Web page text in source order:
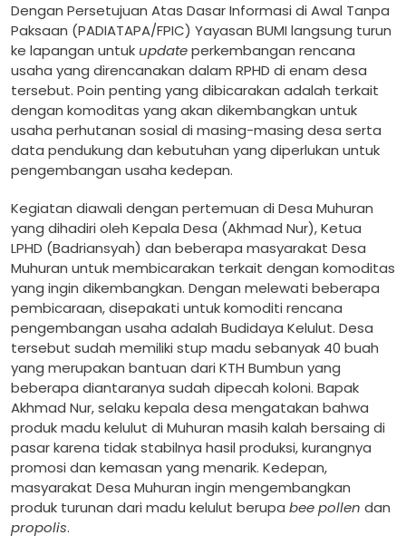
Dengan Persetujuan Atas Dasar Informasi di Awal Tanpa
Paksaan (PADIATAPA/FPIC) Yayasan BUMI langsung turun
ke lapangan untuk updateperkembangan rencana
usaha yang direncanakan dalam RPHD di enam desa
tersebut. Poin penting yang dibicarakan adalah terkait
dengan komoditas yang akan dikembangkan untuk
usaha perhutanan sosial di masing-masing desa serta
data pendukung dan kebutuhan yang diperlukan untuk
pengembangan usaha kedepan.
Kegiatan diawali dengan pertemuan di Desa Muhuran
yang dihadiri oleh Kepala Desa (Akhmad Nur), Ketua
LPHD (Badriansyah) dan beberapa masyarakat Desa
Muhuran untuk membicarakan terkait dengan komoditas
yang ingin dikembangkan. Dengan melewati beberapa
pembicaraan, disepakati untuk komoditi rencana
pengembangan usaha adalah Budidaya Kelulut. Desa
tersebut sudah memiliki stup madu sebanyak 40 buah
yang merupakan bantuan dari KTH Bumbun yang
beberapa diantaranya sudah dipecah koloni. Bapak
Akhmad Nur, selaku kepala desa mengatakan bahwa
produk madu kelulut di Muhuran masih kalah bersaing di
pasar karena tidak stabilnya hasil produksi, kurangnya
promosi dan kemasan yang menarik. Kedepan,
masyarakat Desa Muhuran ingin mengembangkan
produk turunan dari madu kelulut berupa bee pollen dan
propolis.